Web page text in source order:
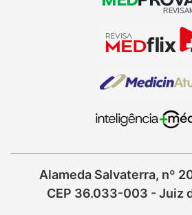
Alameda Salvaterra, nº
CEP 36.033-003 - Juiz